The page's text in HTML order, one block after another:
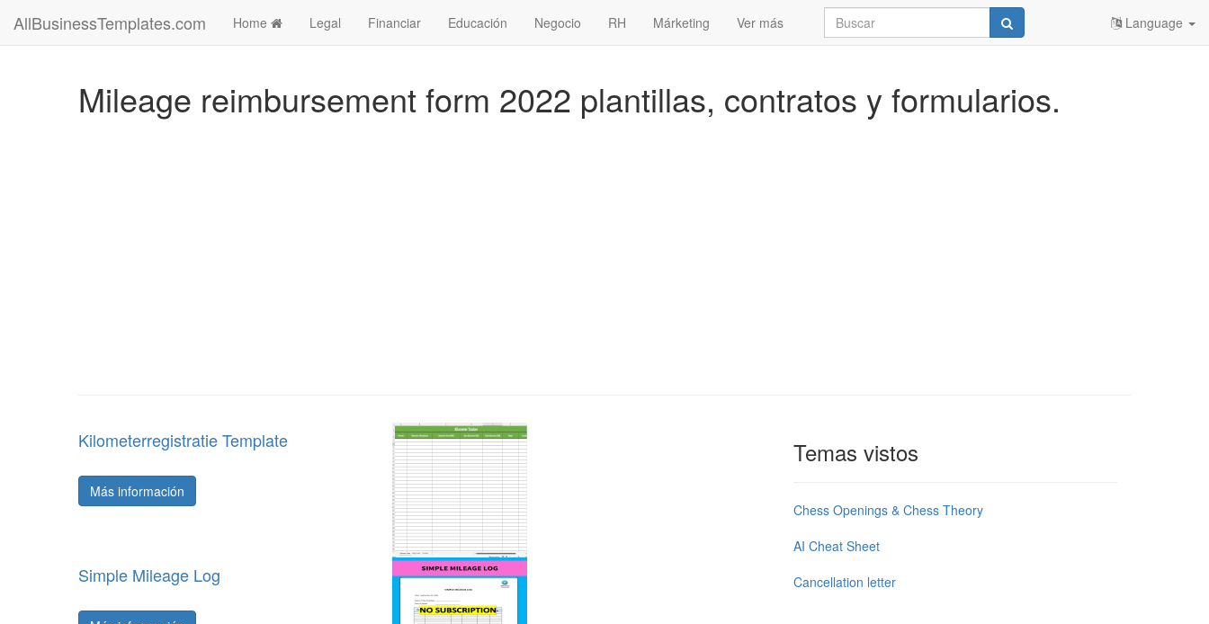
AllBusinessTemplates.com Home Legal Financiar Educación Negocio RH Márketing Ver más Language
Mileage reimbursement form 2022 plantillas, contratos y formularios.
Kilometerregistratie Template
Más información
Simple Mileage Log
Temas vistos
Chess Openings & Chess Theory
AI Cheat Sheet
Cancellation letter